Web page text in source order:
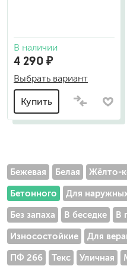
В наличии
4 290 ₽
Выбрать вариант
Купить
Бежевая Белая Жёлто-
Бетонного Для
Без запаха В беседке В
Износостойкие Для
ПФ 266 Текс Уличная